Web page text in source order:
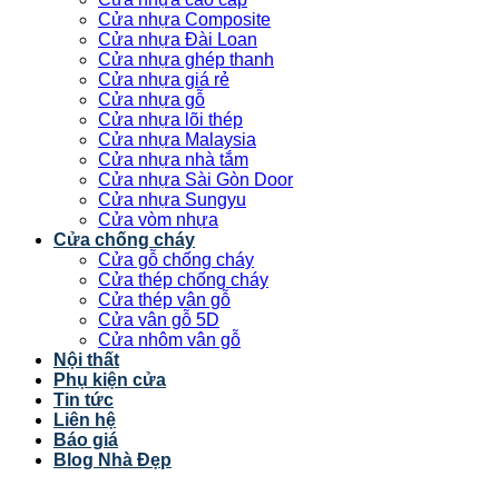
Cửa nhựa Composite
Cửa nhựa Đài Loan
Cửa nhựa ghép thanh
Cửa nhựa giá rẻ
Cửa nhựa gỗ
Cửa nhựa lõi thép
Cửa nhựa Malaysia
Cửa nhựa nhà tắm
Cửa nhựa Sài Gòn Door
Cửa nhựa Sungyu
Cửa vòm nhựa
Cửa chống cháy
Cửa gỗ chống cháy
Cửa thép chống cháy
Cửa thép vân gỗ
Cửa vân gỗ 5D
Cửa nhôm vân gỗ
Nội thất
Phụ kiện cửa
Tin tức
Liên hệ
Báo giá
Blog Nhà Đẹp